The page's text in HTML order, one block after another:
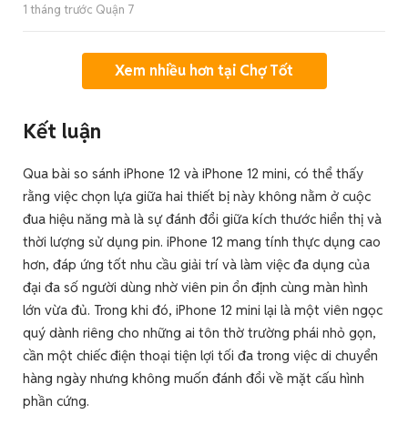
1 tháng trước Quận 7
Xem nhiều hơn tại Chợ Tốt
Kết luận
Qua bài so sánh iPhone 12 và iPhone 12 mini, có thể thấy
rằng việc chọn lựa giữa hai thiết bị này không nằm ở cuộc
đua hiệu năng mà là sự đánh đổi giữa kích thước hiển thị và
thời lượng sử dụng pin. iPhone 12 mang tính thực dụng cao
hơn, đáp ứng tốt nhu cầu giải trí và làm việc đa dụng của
đại đa số người dùng nhờ viên pin ổn định cùng màn hình
lớn vừa đủ. Trong khi đó, iPhone 12 mini lại là một viên ngọc
quý dành riêng cho những ai tôn thờ trường phái nhỏ gọn,
cần một chiếc điện thoại tiện lợi tối đa trong việc di chuyển
hàng ngày nhưng không muốn đánh đổi về mặt cấu hình
phần cứng.